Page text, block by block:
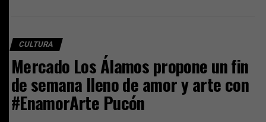
CULTURA
Mercado Los Álamos propone un fin
de semana lleno de amor y arte con
#EnamorArte Pucón